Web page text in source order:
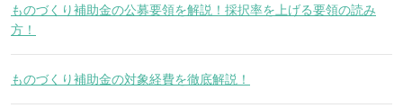
ものづくり補助金の公募要領を解説！採択率を上げる要領の読み
方！
ものづくり補助金の対象経費を徹底解説！